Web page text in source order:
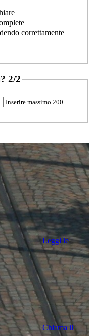
correttamente
2/2
Inserire massimo 200
Leggi le
Chiama il